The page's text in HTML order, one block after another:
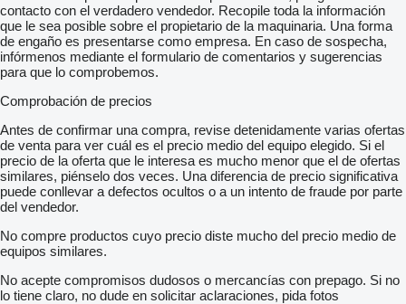
contacto con el verdadero vendedor. Recopile toda la información
que le sea posible sobre el propietario de la maquinaria. Una forma
de engaño es presentarse como empresa. En caso de sospecha,
infórmenos mediante el formulario de comentarios y sugerencias
para que lo comprobemos.
Comprobación de precios
Antes de confirmar una compra, revise detenidamente varias ofertas
de venta para ver cuál es el precio medio del equipo elegido. Si el
precio de la oferta que le interesa es mucho menor que el de ofertas
similares, piénselo dos veces. Una diferencia de precio significativa
puede conllevar a defectos ocultos o a un intento de fraude por parte
del vendedor.
No compre productos cuyo precio diste mucho del precio medio de
equipos similares.
No acepte compromisos dudosos o mercancías con prepago. Si no
lo tiene claro, no dude en solicitar aclaraciones, pida fotos